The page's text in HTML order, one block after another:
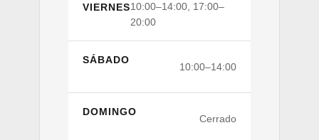
VIERNES10:00–14:00, 17:00–
20:00
SÁBADO
10:00–14:00
DOMINGO
Cerrado